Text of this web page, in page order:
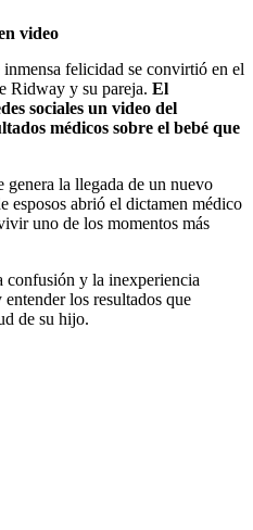
video
felicidad se convirtió en el
Ridway y su pareja. El
sociales un video del
médicos sobre el bebé que
la llegada de un nuevo
esposos abrió el dictamen médico
uno de los momentos más
confusión y la inexperiencia
los resultados que
de su hijo.